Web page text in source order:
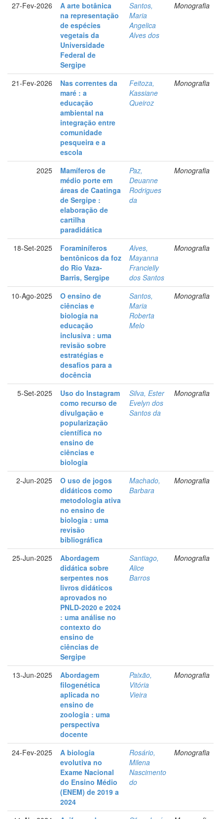
27-Fev-2026
A arte botânica
na representação
de espécies
vegetais da
Universidade
Federal de
Sergipe
Santos,
Maria
Angelica
Alves dos
Monografia
21-Fev-2026
Nas correntes da
maré : a
educação
ambiental na
integração entre
comunidade
pesqueira e a
escola
Feitoza,
Kassiane
Queiroz
Monografia
2025
Mamíferos de
médio porte em
áreas de Caatinga
de Sergipe :
elaboração de
cartilha
paradidática
Paz,
Deuanne
Rodrigues
da
Monografia
18-Set-2025
Foraminíferos
bentônicos da foz
do Rio Vaza-
Barris, Sergipe
Alves,
Mayanna
Francielly
dos Santos
Monografia
10-Ago-2025
O ensino de
ciências e
biologia na
educação
inclusiva : uma
revisão sobre
estratégias e
desafios para a
docência
Santos,
Maria
Roberta
Melo
Monografia
5-Set-2025
Uso do Instagram
como recurso de
divulgação e
popularização
científica no
ensino de
ciências e
biologia
Silva, Ester
Evelyn dos
Santos da
Monografia
2-Jun-2025
O uso de jogos
didáticos como
metodologia ativa
no ensino de
biologia : uma
revisão
bibliográfica
Machado,
Barbara
Monografia
25-Jun-2025
Abordagem
didática sobre
serpentes nos
livros didáticos
aprovados no
PNLD-2020 e 2024
: uma análise no
contexto do
ensino de
ciências de
Sergipe
Santiago,
Alice
Barros
Monografia
13-Jun-2025
Abordagem
filogenética
aplicada no
ensino de
zoologia : uma
perspectiva
docente
Paixão,
Vitória
Vieira
Monografia
24-Fev-2025
A biologia
evolutiva no
Exame Nacional
do Ensino Médio
(ENEM) de 2019 a
2024
Rosário,
Milena
Nascimento
do
Monografia